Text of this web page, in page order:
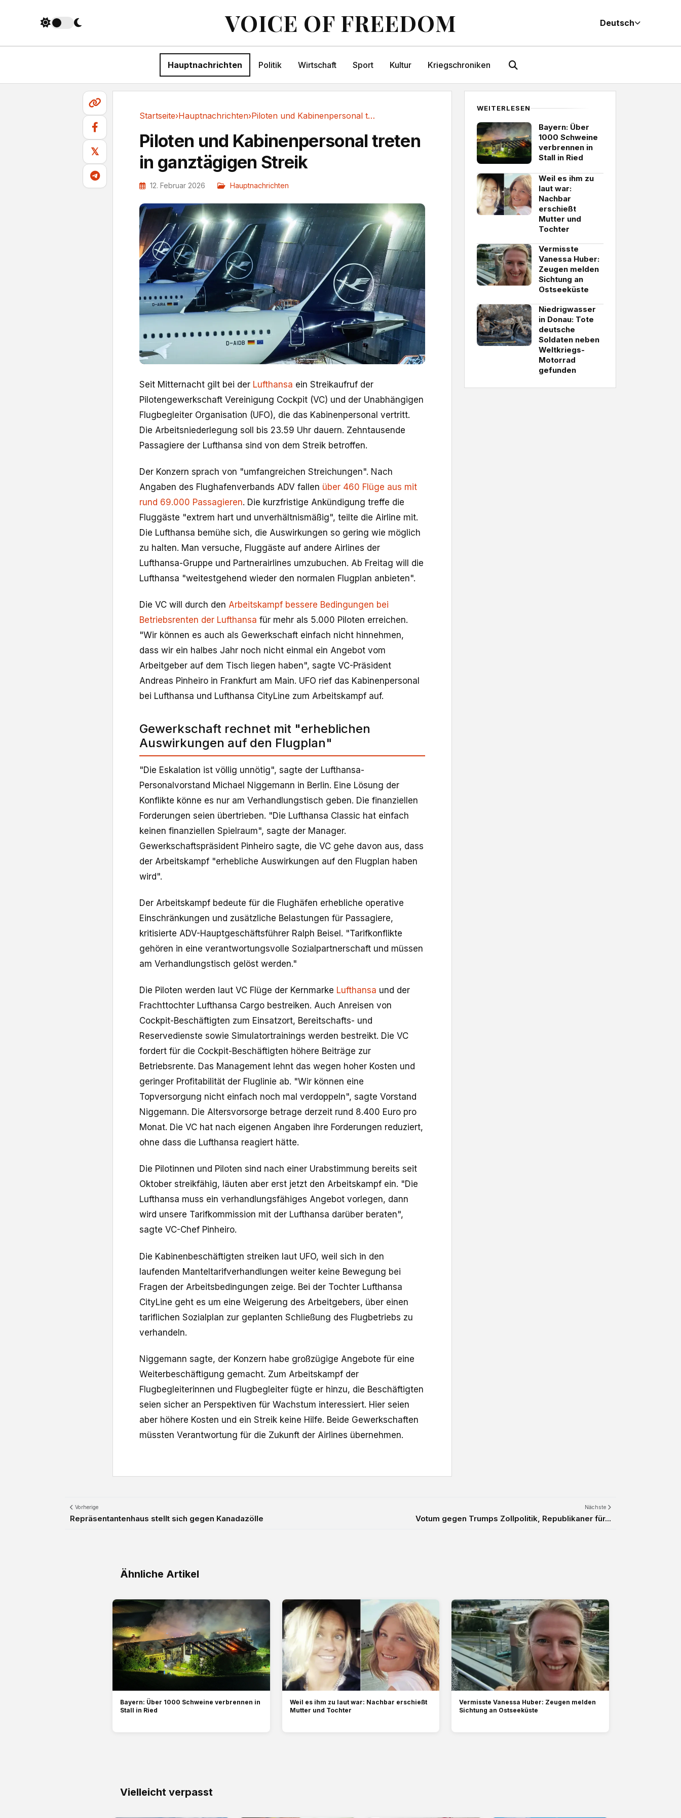
VOICE OF FREEDOM Deutsch
Hauptnachrichten Politik Wirtschaft Sport Kultur Kriegschroniken
𝕏
Startseite›Hauptnachrichten› Piloten und Kabinenpersonal treten in...
Piloten und Kabinenpersonal treten
in ganztägigen Streik
12. Februar 2026 Hauptnachrichten
Seit Mitternacht gilt bei der Lufthansa ein Streikaufruf der
Pilotengewerkschaft Vereinigung Cockpit (VC) und der Unabhängigen
Flugbegleiter Organisation (UFO), die das Kabinenpersonal vertritt.
Die Arbeitsniederlegung soll bis 23.59 Uhr dauern. Zehntausende
Passagiere der Lufthansa sind von dem Streik betroffen.
Der Konzern sprach von "umfangreichen Streichungen". Nach
Angaben des Flughafenverbands ADV fallen über 460 Flüge aus mit
rund 69.000 Passagieren. Die kurzfristige Ankündigung treffe die
Fluggäste "extrem hart und unverhältnismäßig", teilte die Airline ​mit.
Die Lufthansa bemühe sich, die Auswirkungen so gering wie möglich
zu halten. Man ⁠versuche, Fluggäste auf andere Airlines der
Lufthansa-Gruppe und Partnerairlines umzubuchen. Ab Freitag will ​die
Lufthansa "weitestgehend wieder den normalen Flugplan anbieten".
Die VC will durch den Arbeitskampf bessere Bedingungen bei
Betriebsrenten der Lufthansa für mehr als 5.000 Piloten erreichen.
"Wir können es auch als Gewerkschaft einfach nicht hinnehmen,
dass wir ein halbes Jahr noch nicht einmal ein Angebot vom
Arbeitgeber auf dem Tisch liegen haben", sagte VC-Präsident ​
Andreas Pinheiro in Frankfurt am Main. UFO rief das Kabinenpersonal
bei Lufthansa und Lufthansa CityLine zum Arbeitskampf auf.
Gewerkschaft rechnet mit "erheblichen
Auswirkungen auf den Flugplan"
"Die Eskalation ist völlig unnötig", sagte der Lufthansa-
Personalvorstand Michael Niggemann in Berlin. Eine Lösung der
Konflikte könne es nur am Verhandlungstisch geben. Die finanziellen
Forderungen seien übertrieben. "Die Lufthansa Classic hat einfach
keinen finanziellen Spielraum", sagte der Manager.
Gewerkschaftspräsident Pinheiro sagte, die VC gehe davon aus, dass
der Arbeitskampf "erhebliche Auswirkungen auf den Flugplan haben
wird".
Der Arbeitskampf bedeute für die Flughäfen erhebliche operative ​
Einschränkungen und zusätzliche Belastungen für Passagiere,
kritisierte ADV-Hauptgeschäftsführer Ralph Beisel. "Tarifkonflikte
gehören in eine verantwortungsvolle Sozialpartnerschaft und müssen
am Verhandlungstisch gelöst werden."
Die Piloten werden laut VC Flüge der Kernmarke ‌ Lufthansa und der
Frachttochter Lufthansa Cargo bestreiken. Auch Anreisen von
Cockpit-Beschäftigten zum Einsatzort, Bereitschafts- und
Reservedienste ​sowie Simulatortrainings werden bestreikt. Die VC
fordert für die Cockpit-Beschäftigten höhere Beiträge zur
Betriebsrente. Das Management lehnt das wegen hoher Kosten und
geringer Profitabilität der Fluglinie ab. "Wir können eine
Topversorgung nicht einfach noch mal verdoppeln", sagte Vorstand
Niggemann. Die Altersvorsorge betrage derzeit rund 8.400 Euro pro
Monat. Die ​VC hat nach eigenen Angaben ihre Forderungen reduziert,
ohne dass die Lufthansa reagiert hätte.
Die Pilotinnen und Piloten sind nach einer Urabstimmung bereits seit
Oktober streikfähig, läuten aber erst jetzt den Arbeitskampf ein. "Die
Lufthansa muss ein verhandlungsfähiges Angebot vorlegen, dann
wird unsere Tarifkommission mit der Lufthansa darüber beraten",
sagte VC-Chef Pinheiro.
Die Kabinenbeschäftigten streiken laut UFO, weil sich in den
laufenden Manteltarifverhandlungen weiter keine Bewegung bei
Fragen ​der Arbeitsbedingungen zeige. Bei der Tochter Lufthansa
CityLine geht es um eine Weigerung des Arbeitgebers, über einen
tariflichen Sozialplan zur geplanten Schließung ⁠des Flugbetriebs zu
verhandeln.
Niggemann ​sagte, der Konzern habe großzügige Angebote für eine
Weiterbeschäftigung gemacht. Zum Arbeitskampf der
‌Flugbegleiterinnen und Flugbegleiter fügte er hinzu, die Beschäftigten
seien sicher an Perspektiven für Wachstum interessiert. Hier seien
aber höhere Kosten und ein Streik keine Hilfe. Beide Gewerkschaften
müssten Verantwortung für die Zukunft der ‌Airlines übernehmen.
WEITERLESEN
Bayern: Über
1000 Schweine
verbrennen in
Stall in Ried
Weil es ihm zu
laut war:
Nachbar
erschießt
Mutter und
Tochter
Vermisste
Vanessa Huber:
Zeugen melden
Sichtung an
Ostseeküste
Niedrigwasser
in Donau: Tote
deutsche
Soldaten neben
Weltkriegs-
Motorrad
gefunden
Vorherige
Repräsentantenhaus stellt sich gegen Kanadazölle
Nächste
Votum gegen Trumps Zollpolitik, Republikaner für...
Ähnliche Artikel
Bayern: Über 1000 Schweine verbrennen in
Stall in Ried
Weil es ihm zu laut war: Nachbar erschießt
Mutter und Tochter
Vermisste Vanessa Huber: Zeugen melden
Sichtung an Ostseeküste
Vielleicht verpasst